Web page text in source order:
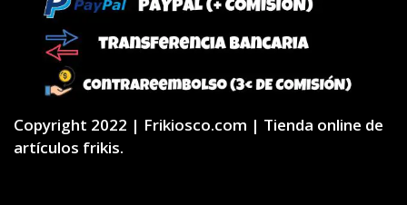
Copyright 2022 | Frikiosco.com | Tienda online de
artículos frikis.